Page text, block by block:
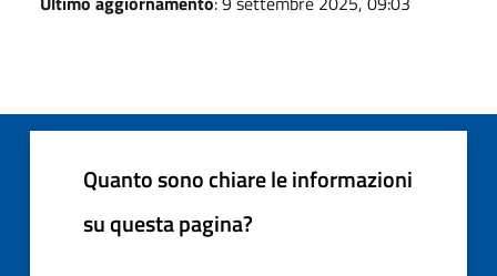
Quanto sono chiare le informazioni
su questa pagina?